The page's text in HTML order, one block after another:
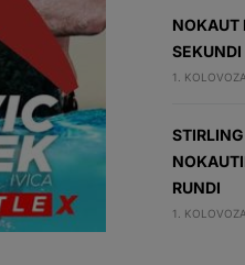
NOKAUT
SEKUNDI
1.
RUNDI
1.